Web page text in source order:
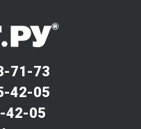
71-73
42-05
42-05